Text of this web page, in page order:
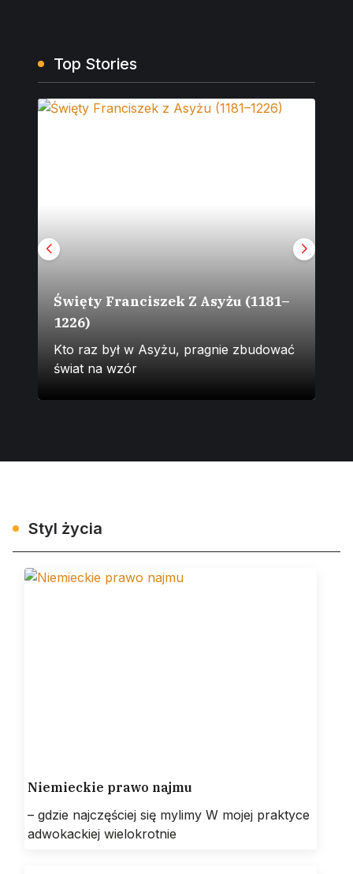
Top Stories
Święty Franciszek Z Asyżu (1181–
1226)
Kto raz był w Asyżu, pragnie zbudować
świat na wzór
Styl życia
Niemieckie prawo najmu
– gdzie najczęściej się mylimy W mojej praktyce
adwokackiej wielokrotnie